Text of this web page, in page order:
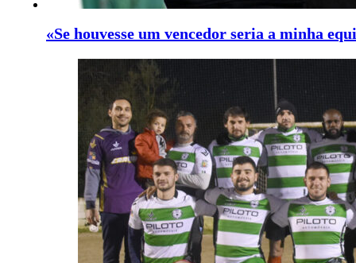
«Se houvesse um vencedor seria a minha